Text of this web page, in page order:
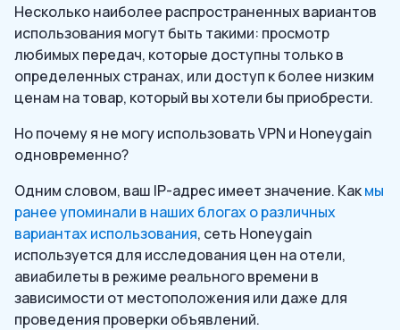
Несколько наиболее распространенных вариантов
использования могут быть такими: просмотр
любимых передач, которые доступны только в
определенных странах, или доступ к более низким
ценам на товар, который вы хотели бы приобрести.
Но почему я не могу использовать VPN и Honeygain
одновременно?
Одним словом, ваш IP-адрес имеет значение. Какмы
ранее упоминали в наших блогах о различных
вариантах использования, сеть Honeygain
используется для исследования цен на отели,
авиабилеты в режиме реального времени в
зависимости от местоположения или даже для
проведения проверки объявлений.